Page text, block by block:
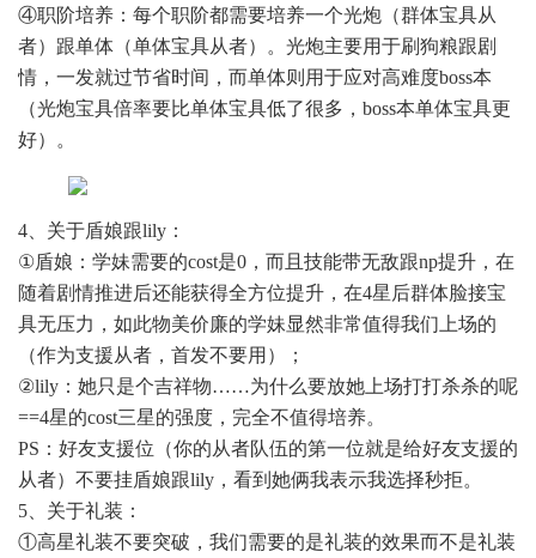
④职阶培养：每个职阶都需要培养一个光炮（群体宝具从
者）跟单体（单体宝具从者）。光炮主要用于刷狗粮跟剧
情，一发就过节省时间，而单体则用于应对高难度boss本
（光炮宝具倍率要比单体宝具低了很多，boss本单体宝具更
好）。
4、关于盾娘跟lily：
①盾娘：学妹需要的cost是0，而且技能带无敌跟np提升，在
随着剧情推进后还能获得全方位提升，在4星后群体脸接宝
具无压力，如此物美价廉的学妹显然非常值得我们上场的
（作为支援从者，首发不要用）；
②lily：她只是个吉祥物……为什么要放她上场打打杀杀的呢
==4星的cost三星的强度，完全不值得培养。
PS：好友支援位（你的从者队伍的第一位就是给好友支援的
从者）不要挂盾娘跟lily，看到她俩我表示我选择秒拒。
5、关于礼装：
①高星礼装不要突破，我们需要的是礼装的效果而不是礼装